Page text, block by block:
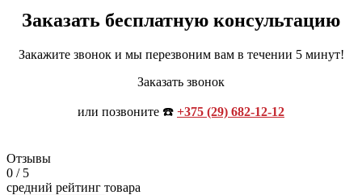
Заказать бесплатную консультацию
Закажите звонок и мы перезвоним вам в течении 5 минут!
Заказать звонок
или позвоните ☎️ +375 (29) 682-12-12
Отзывы
0 / 5
средний рейтинг товара